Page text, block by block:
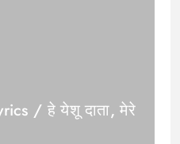
/ हे येशू दाता, मेरे